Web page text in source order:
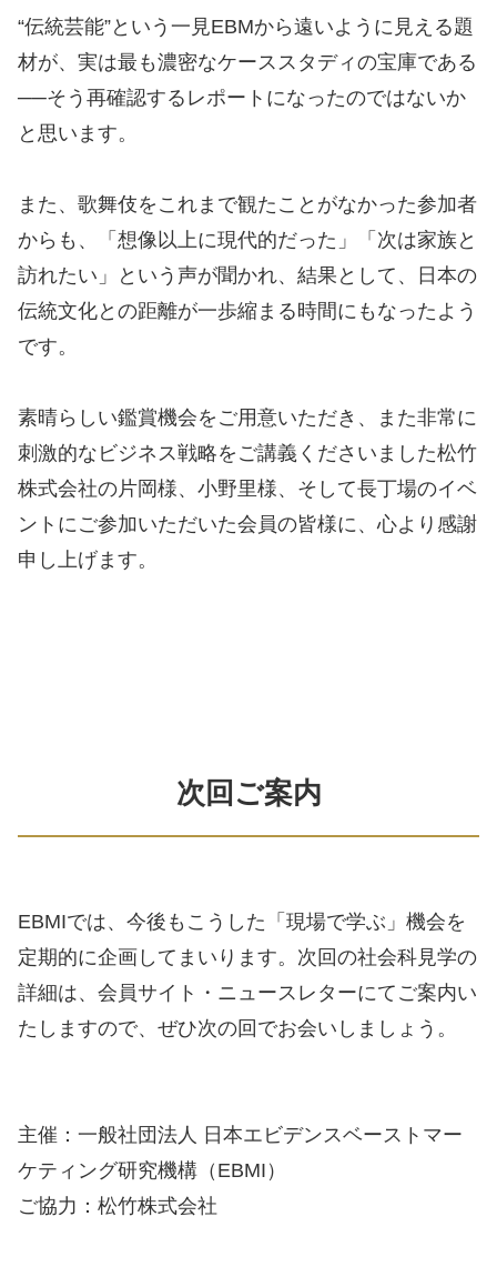
“伝統芸能”という一見EBMから遠いように見える題
材が、実は最も濃密なケーススタディの宝庫である
──そう再確認するレポートになったのではないか
と思います。
また、歌舞伎をこれまで観たことがなかった参加者
からも、「想像以上に現代的だった」「次は家族と
訪れたい」という声が聞かれ、結果として、日本の
伝統文化との距離が一歩縮まる時間にもなったよう
です。
素晴らしい鑑賞機会をご用意いただき、また非常に
刺激的なビジネス戦略をご講義くださいました松竹
株式会社の片岡様、小野里様、そして長丁場のイベ
ントにご参加いただいた会員の皆様に、心より感謝
申し上げます。
次回ご案内
EBMIでは、今後もこうした「現場で学ぶ」機会を
定期的に企画してまいります。次回の社会科見学の
詳細は、会員サイト・ニュースレターにてご案内い
たしますので、ぜひ次の回でお会いしましょう。
主催：一般社団法人 日本エビデンスベーストマー
ケティング研究機構（EBMI）
ご協力：松竹株式会社